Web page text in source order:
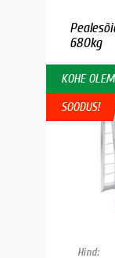
680kg
KOHE
SOODUS!
Hind: